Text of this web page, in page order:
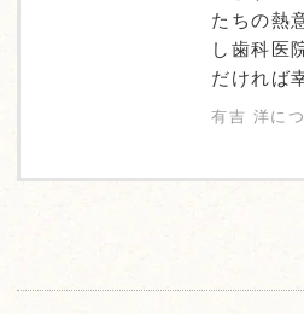
たちの熱
し歯科医
だければ
有吉 洋に